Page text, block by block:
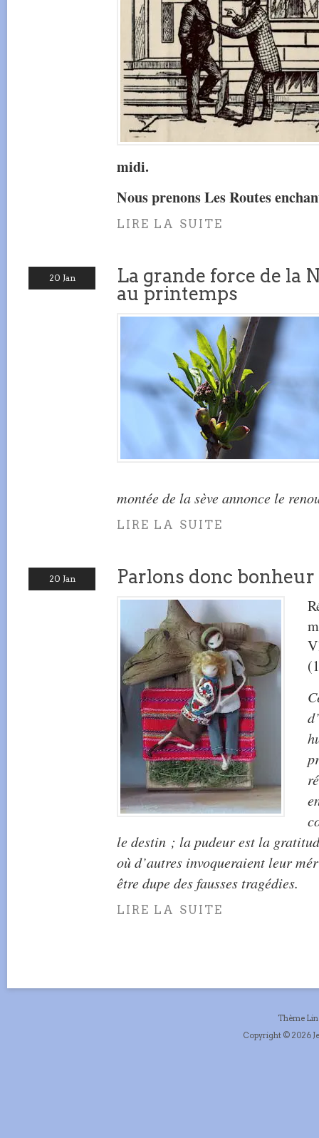
midi.
Nous prenons Les Routes
LIRE LA SUITE
20 Jan
La grande force de la
au printemps
montée de la sève annonce le
LIRE LA SUITE
20 Jan Parlons donc bonheur
le destin ; la pudeur est la
où d’autres invoqueraient leur
être dupe des fausses tragédies.
LIRE LA SUITE
Thème
Copyright © 2026